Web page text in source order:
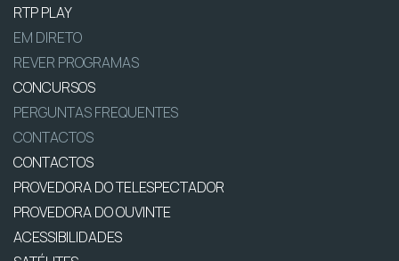
RTP PLAY
EM DIRETO
REVER PROGRAMAS
CONCURSOS
PERGUNTAS FREQUENTES
CONTACTOS
CONTACTOS
PROVEDORA DO TELESPECTADOR
PROVEDORA DO OUVINTE
ACESSIBILIDADES